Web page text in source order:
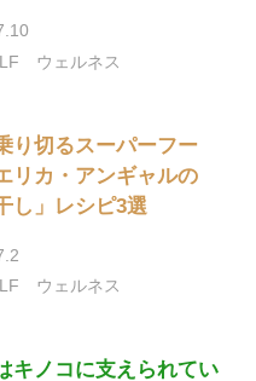
ウェルネス
り切るスーパーフー
リカ・アンギャルの
し」レシピ3選
ウェルネス
キノコに支えられてい